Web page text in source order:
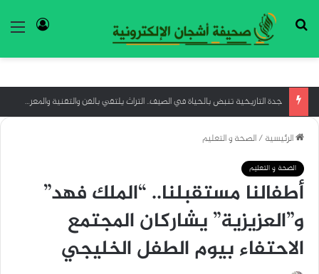
بحث عن
جدة التاريخية تنبض بالحياة في الصيف.. التراث يلتقي بالفن والتقنية والمعرفة
الرئيسية/الصحة و التعليم
الصحة و التعليم
أطفالنا مستقبلنا.. “الملك فهد”
و”العزيزية” يشاركان المجتمع
الاحتفاء بيوم الطفل الخليجي